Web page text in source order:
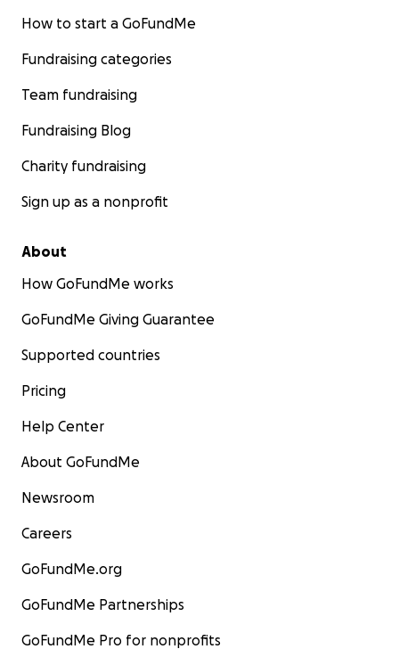
How to start a GoFundMe
Fundraising categories
Team fundraising
Fundraising Blog
Charity fundraising
Sign up as a nonprofit
About
How GoFundMe works
GoFundMe Giving Guarantee
Supported countries
Pricing
Help Center
About GoFundMe
Newsroom
Careers
GoFundMe.org
GoFundMe Partnerships
GoFundMe Pro for nonprofits